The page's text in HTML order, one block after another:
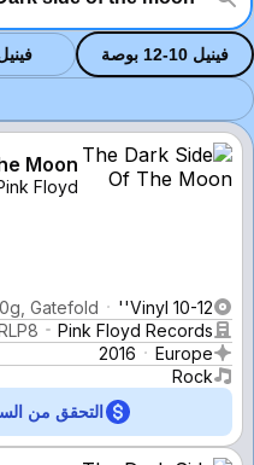
فينيل 10-12 بوصة فينيل 7
Moon
Floyd
Vinyl 10-12''
Gatefold
Pink Floyd Records
Europe
2016
Rock
التحقق من